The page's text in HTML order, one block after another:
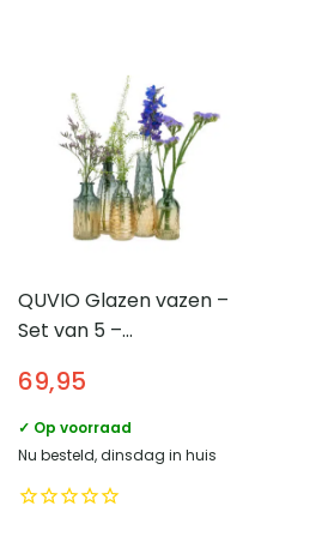
QUVIO Glazen vazen –
Set van 5 –
69,95
✓ Op voorraad
Nu besteld, dinsdag in huis